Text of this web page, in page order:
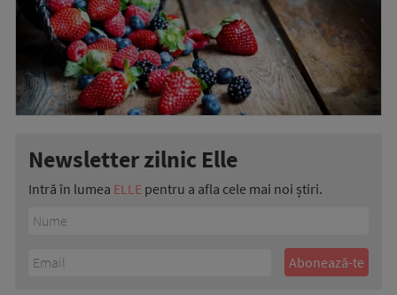
Newsletter zilnic Elle
Intră în lumea ELLE pentru a afla cele mai noi știri.